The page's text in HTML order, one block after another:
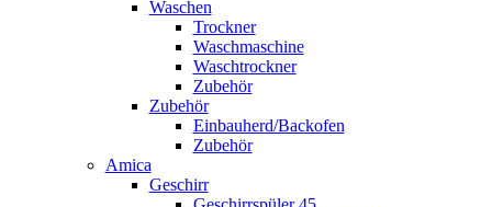
Waschen
Trockner
Waschmaschine
Waschtrockner
Zubehör
Zubehör
Einbauherd/Backofen
Zubehör
Amica
Geschirr